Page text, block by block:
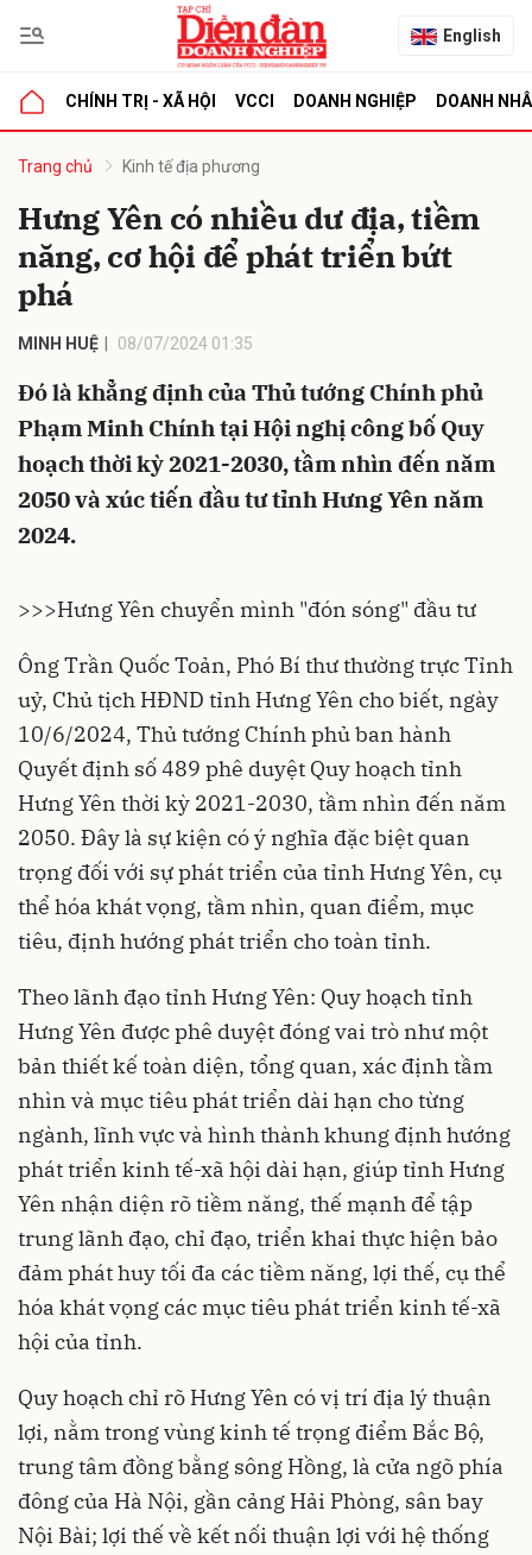
English
CHÍNH TRỊ - XÃ HỘI VCCI DOANH NGHIỆP DOANH
Trang chủ Kinh tế địa phương
Hưng Yên có nhiều dư địa, tiềm
năng, cơ hội để phát triển bứt
phá
MINH HUỆ 08/07/2024 01:35
Đó là khẳng định của Thủ tướng Chính phủ
Phạm Minh Chính tại Hội nghị công bố Quy
hoạch thời kỳ 2021-2030, tầm nhìn đến năm
2050 và xúc tiến đầu tư tỉnh Hưng Yên năm
2024.
>>>Hưng Yên chuyển mình "đón sóng" đầu tư
Ông Trần Quốc Toản, Phó Bí thư thường trực Tỉnh
uỷ, Chủ tịch HĐND tỉnh Hưng Yên cho biết, ngày
10/6/2024, Thủ tướng Chính phủ ban hành
Quyết định số 489 phê duyệt Quy hoạch tỉnh
Hưng Yên thời kỳ 2021-2030, tầm nhìn đến năm
2050. Đây là sự kiện có ý nghĩa đặc biệt quan
trọng đối với sự phát triển của tỉnh Hưng Yên, cụ
thể hóa khát vọng, tầm nhìn, quan điểm, mục
tiêu, định hướng phát triển cho toàn tỉnh.
Theo lãnh đạo tỉnh Hưng Yên: Quy hoạch tỉnh
Hưng Yên được phê duyệt đóng vai trò như một
bản thiết kế toàn diện, tổng quan, xác định tầm
nhìn và mục tiêu phát triển dài hạn cho từng
ngành, lĩnh vực và hình thành khung định hướng
phát triển kinh tế-xã hội dài hạn, giúp tỉnh Hưng
Yên nhận diện rõ tiềm năng, thế mạnh để tập
trung lãnh đạo, chỉ đạo, triển khai thực hiện bảo
đảm phát huy tối đa các tiềm năng, lợi thế, cụ thể
hóa khát vọng các mục tiêu phát triển kinh tế-xã
hội của tỉnh.
Quy hoạch chỉ rõ Hưng Yên có vị trí địa lý thuận
lợi, nằm trong vùng kinh tế trọng điểm Bắc Bộ,
trung tâm đồng bằng sông Hồng, là cửa ngõ phía
đông của Hà Nội, gần cảng Hải Phòng, sân bay
Nội Bài; lợi thế về kết nối thuận lợi với hệ thống
luận
Hủy